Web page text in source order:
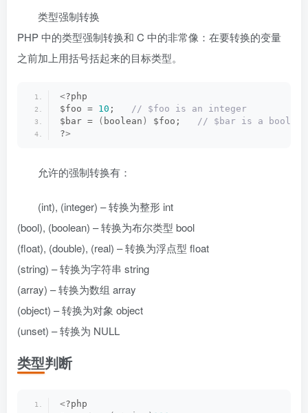
类型强制转换
PHP 中的类型强制转换和 C 中的非常像：在要转换的变量
之前加上用括号括起来的目标类型。
<?php
$foo = 10 ;
// $foo is an integer
$bar =
( boolean ) $foo;
// $bar is a boolean
?>
允许的强制转换有：
(int), (integer) – 转换为整形 int
(bool), (boolean) – 转换为布尔类型 bool
(float), (double), (real) – 转换为浮点型 float
(string) – 转换为字符串 string
(array) – 转换为数组 array
(object) – 转换为对象 object
(unset) – 转换为 NULL
类型判断
<?php